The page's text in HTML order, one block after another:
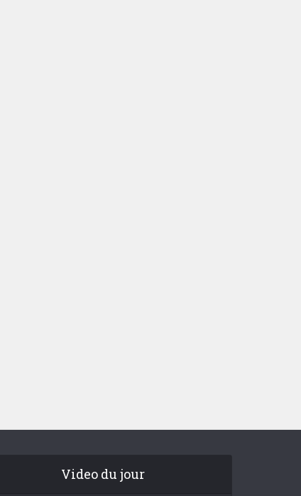
Video du jour